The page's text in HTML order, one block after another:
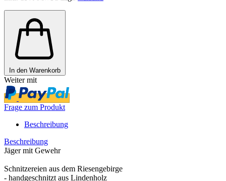
In den Warenkorb
Weiter mit
Frage zum Produkt
Beschreibung
Beschreibung
Jäger mit Gewehr
Schnitzereien aus dem Riesengebirge
- handgeschnitzt aus Lindenholz